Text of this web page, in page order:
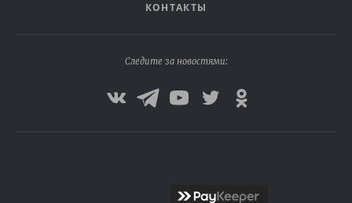
КОНТАКТЫ
Следите за новостями: